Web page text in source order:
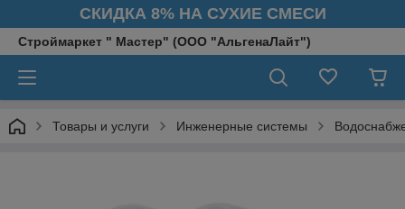
СКИДКА 8% НА СУХИЕ СМЕСИ
Строймаркет " Мастер" (ООО "АльгенаЛайт")
Товары и услуги Инженерные системы